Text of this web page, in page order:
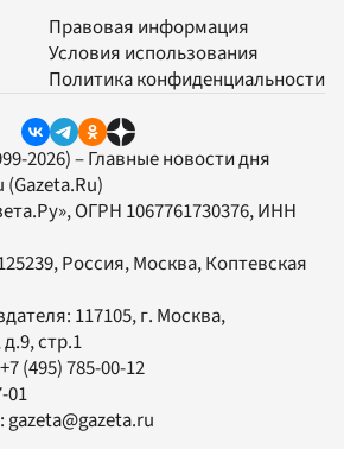
Правовая информация
Условия использования
Политика конфиденциальности
2026) – Главные новости дня
(Gazeta.Ru)
, ОГРН 1067761730376, ИНН
Россия, Москва, Коптевская
117105, г. Москва,
стр.1
+7 (495) 785-00-12
01
gazeta@gazeta.ru